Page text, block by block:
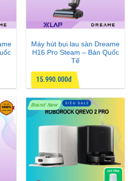
Máy hút bụi lau sàn Dreame
H16 Pro Steam – Bản Quốc
Tế
15.990.000đ
Brand New